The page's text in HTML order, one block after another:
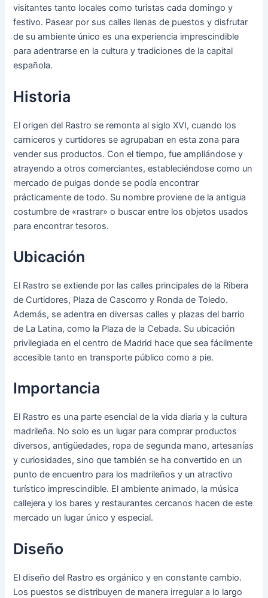
visitantes tanto locales como turistas cada domingo y
festivo. Pasear por sus calles llenas de puestos y disfrutar
de su ambiente único es una experiencia imprescindible
para adentrarse en la cultura y tradiciones de la capital
española.
Historia
El origen del Rastro se remonta al siglo XVI, cuando los
carniceros y curtidores se agrupaban en esta zona para
vender sus productos. Con el tiempo, fue ampliándose y
atrayendo a otros comerciantes, estableciéndose como un
mercado de pulgas donde se podía encontrar
prácticamente de todo. Su nombre proviene de la antigua
costumbre de «rastrar» o buscar entre los objetos usados
para encontrar tesoros.
Ubicación
El Rastro se extiende por las calles principales de la Ribera
de Curtidores, Plaza de Cascorro y Ronda de Toledo.
Además, se adentra en diversas calles y plazas del barrio
de La Latina, como la Plaza de la Cebada. Su ubicación
privilegiada en el centro de Madrid hace que sea fácilmente
accesible tanto en transporte público como a pie.
Importancia
El Rastro es una parte esencial de la vida diaria y la cultura
madrileña. No solo es un lugar para comprar productos
diversos, antigüedades, ropa de segunda mano, artesanías
y curiosidades, sino que también se ha convertido en un
punto de encuentro para los madrileños y un atractivo
turístico imprescindible. El ambiente animado, la música
callejera y los bares y restaurantes cercanos hacen de este
mercado un lugar único y especial.
Diseño
El diseño del Rastro es orgánico y en constante cambio.
Los puestos se distribuyen de manera irregular a lo largo